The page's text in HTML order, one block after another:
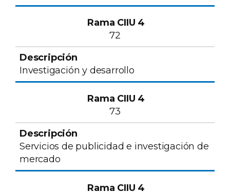
72
Investigación y desarrollo
73
Servicios de publicidad e investigación de
mercado